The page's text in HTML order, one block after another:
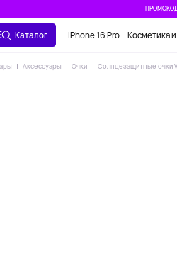
Каталог iPhone 16 Pro Косметика
Аксессуары Очки Солнцезащитные очки